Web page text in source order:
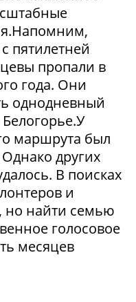
пятилетней
пропали в
года. Они
однодневный
маршрута был
других
В поисках
и
но найти семью
голосовое
месяцев